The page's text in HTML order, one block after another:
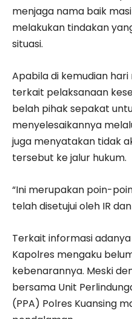
menjaga nama baik
melakukan tindakan
situasi.
Apabila di kemudian
terkait pelaksanaan
belah pihak sepakat
menyelesaikannya
juga menyatakan tidak
tersebut ke jalur hukum.
“Ini merupakan poin-
telah disetujui oleh IR dan
Terkait informasi
Kapolres mengaku
kebenarannya. Meski
bersama Unit
(PPA) Polres Kuansing